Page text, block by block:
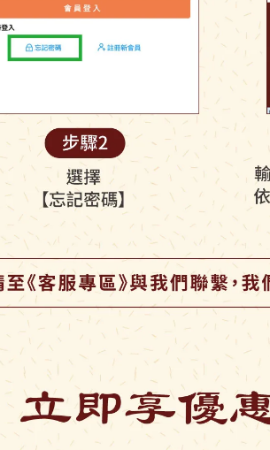
味的陪襯，更顯出魷魚片的美味價值。